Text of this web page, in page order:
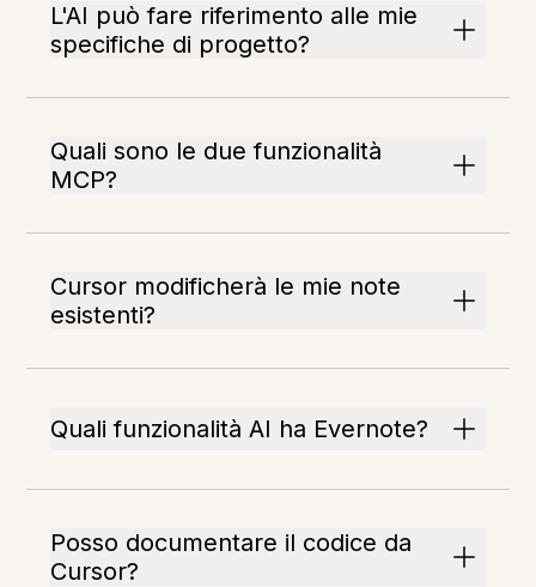
L'AI può fare riferimento alle mie
specifiche di progetto?
Quali sono le due funzionalità
MCP?
Cursor modificherà le mie note
esistenti?
Quali funzionalità AI ha Evernote?
Posso documentare il codice da
Cursor?